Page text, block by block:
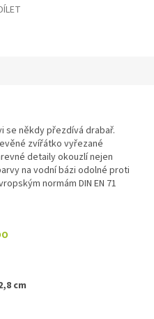
se někdy přezdívá drabař.
zvířátko vyřezané
detaily okouzlí nejen
na vodní bázi odolné proti
normám DIN EN 71
cm